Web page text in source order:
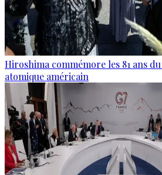
Hiroshima commémore les 81 ans
atomique américain